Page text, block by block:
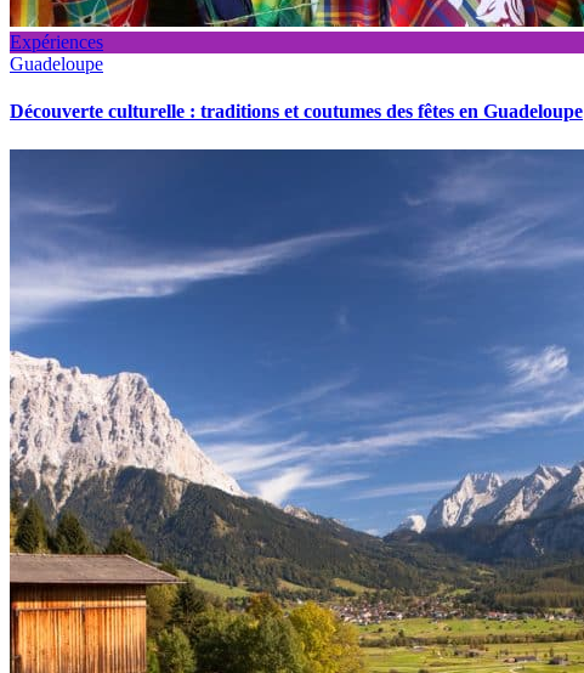
Expériences
Guadeloupe
Découverte culturelle : traditions et coutumes des fêtes en Guadeloupe